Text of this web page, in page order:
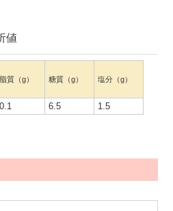
値
脂質（g） 糖質（g） 塩分（g）
0.1 6.5 1.5